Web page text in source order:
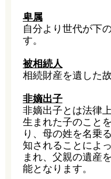
卑属
自分より世代が下
す。
被相続人
相続財産を遺した
非嫡出子
非嫡出子とは法律
生まれた子のこと
り、母の姓を名乗
知されることによ
まれ、父親の遺産
能となります。